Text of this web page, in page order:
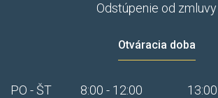
Odstúpenie od zmluvy
Otváracia doba
PO - ŠT 8:00 - 12:00